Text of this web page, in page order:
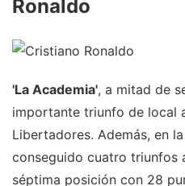
Ronaldo
'La Academia', a mitad de
importante triunfo de local
Libertadores. Además, en
conseguido cuatro triunfos
séptima posición con 28